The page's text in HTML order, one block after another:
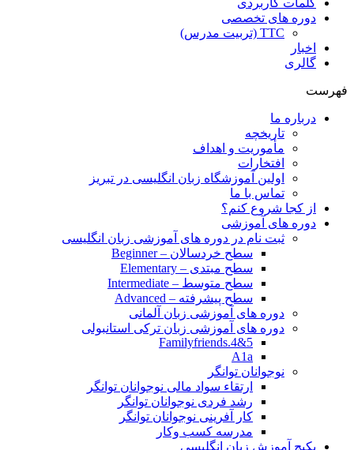
کلمات کاربردی
دوره های تخصصی
TTC (تربیت مدرس)
اخبار
گالری
فهرست
درباره ما
تاریخچه
مأموریت و اهداف
افتخارات
اولین آموزشگاه زبان انگلیسی در تبریز
تماس با ما
از کجا شروع کنم؟
دوره های آموزشی
ثبت نام در دوره های آموزشی زبان انگلیسی
سطح خردسالان – Beginner
سطح مبتدی – Elementary
سطح متوسط – Intermediate
سطح پیشرفته – Advanced
دوره های آموزشی زبان آلمانی
دوره های آموزشی زبان ترکی استانبولی
Familyfriends.4&5
A1a
نوجوانان توانگر
ارتقاء سواد مالی نوجوانان توانگر
رشد فردی نوجوانان توانگر
کار آفرینی نوجوانان توانگر
مدرسه کسب وکار
پکیج آموزش زبان انگلیسی